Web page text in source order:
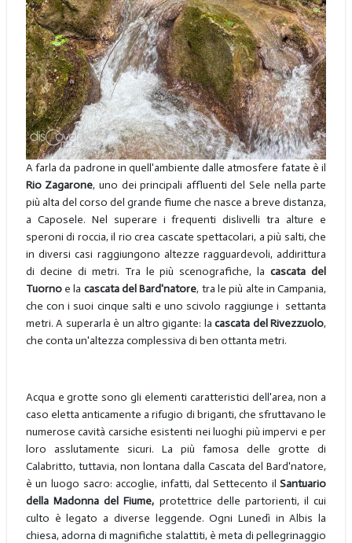
A farla da padrone in quell'ambiente dalle atmosfere fatate è il
Rio Zagarone, uno dei principali affluenti del Sele nella parte
più alta del corso del grande fiume che nasce a breve distanza,
a Caposele. Nel superare i frequenti dislivelli tra alture e
speroni di roccia, il rio crea cascate spettacolari, a più salti, che
in diversi casi raggiungono altezze ragguardevoli, addirittura
di decine di metri. Tra le più scenografiche, lacascata del
Tuornoe la cascata del Bard'natore, tra le più alte in Campania,
che con i suoi cinque salti e uno scivolo raggiunge i settanta
metri. A superarla è un altro gigante: la cascata del Rivezzuolo,
che conta un'altezza complessiva di ben ottanta metri.
Acqua e grotte sono gli elementi caratteristici dell'area, non a
caso eletta anticamente a rifugio di briganti, che sfruttavano le
numerose cavità carsiche esistenti nei luoghi più impervi e per
loro asslutamente sicuri. La più famosa delle grotte di
Calabritto, tuttavia, non lontana dalla Cascata del Bard'natore,
è un luogo sacro: accoglie, infatti, dal Settecento ilSantuario
della Madonna del Fiume, protettrice delle partorienti, il cui
culto è legato a diverse leggende. Ogni Lunedì in Albis la
chiesa, adorna di magnifiche stalattiti, è meta di pellegrinaggio